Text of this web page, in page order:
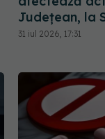
Județean, la
31 iul 2026, 17:31